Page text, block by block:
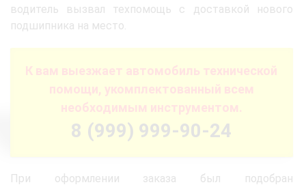
водитель вызвал техпомощь с доставкой нового
подшипника на место.
К вам выезжает автомобиль технической
помощи, укомплектованный всем
необходимым инструментом.
8 (999) 999-90-24
При оформлении заказа был подобран